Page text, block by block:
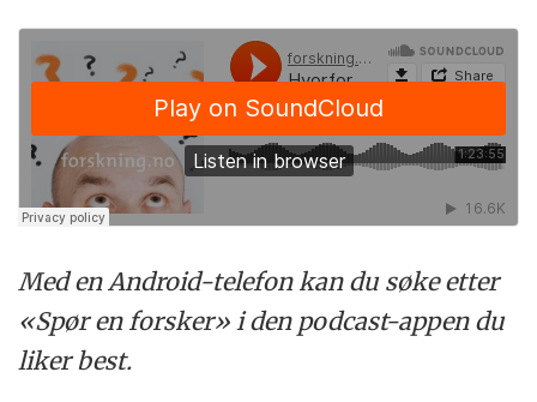
Med en Android-telefon kan du søke etter
«Spør en forsker» i den podcast-appen du
liker best.